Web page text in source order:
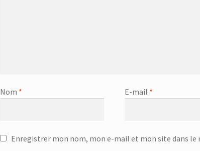
Nom * E-mail *
Enregistrer mon nom, mon e-mail et mon site dans